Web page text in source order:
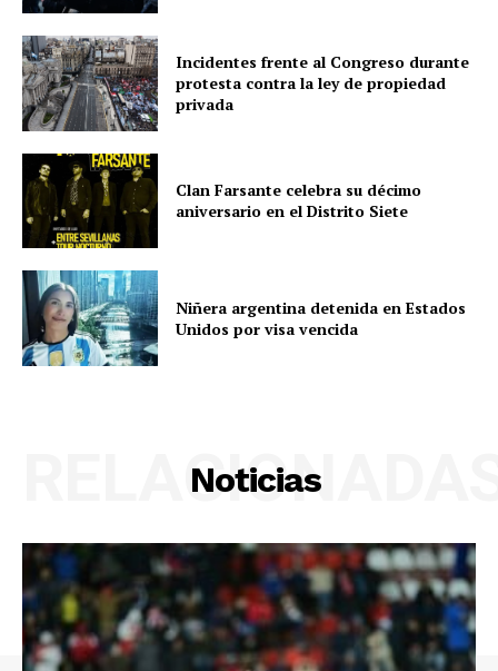
Incidentes frente al Congreso durante
protesta contra la ley de propiedad
privada
Clan Farsante celebra su décimo
aniversario en el Distrito Siete
Niñera argentina detenida en Estados
Unidos por visa vencida
Noticias